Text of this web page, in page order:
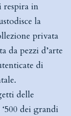
respira in
la
privata
da pezzi d’arte
di
delle
dei grandi